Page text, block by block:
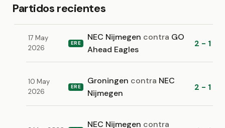
Partidos recientes
17 May
2026
ERE
NEC Nijmegen contra GO
Ahead Eagles
2 - 1
10 May
2026
ERE
Groningen contra NEC
Nijmegen
2 - 1
NEC Nijmegen contra